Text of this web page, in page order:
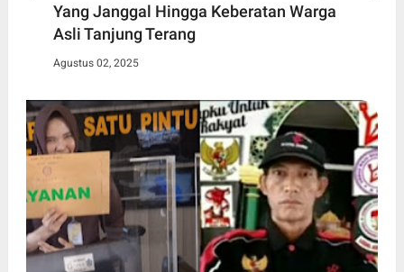
Yang Janggal Hingga Keberatan Warga
Asli Tanjung Terang
Agustus 02, 2025